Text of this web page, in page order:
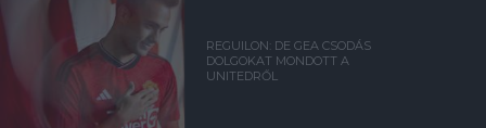
REGUILON: DE GEA CSODÁS
DOLGOKAT MONDOTT A
UNITEDRŐL